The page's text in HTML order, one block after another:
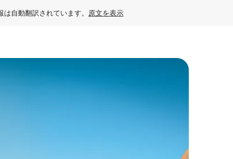
は自動翻訳されています。 原文を表示